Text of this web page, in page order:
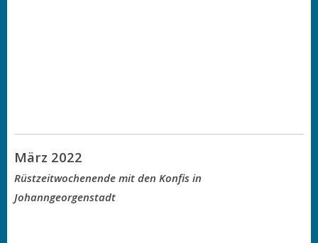
März 2022
Rüstzeitwochenende mit den Konfis in
Johanngeorgenstadt